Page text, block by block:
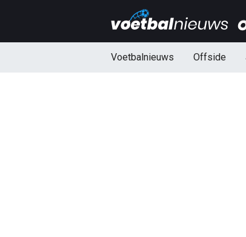
Voetbalnieuws Offside